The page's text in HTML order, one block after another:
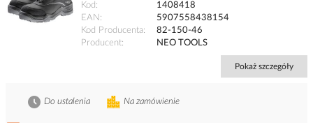
Kod
1408418
EAN
5907558438154
Kod Producenta
82-150-46
Producent
NEO TOOLS
Pokaż szczegóły
Na zamówienie
Do ustalenia